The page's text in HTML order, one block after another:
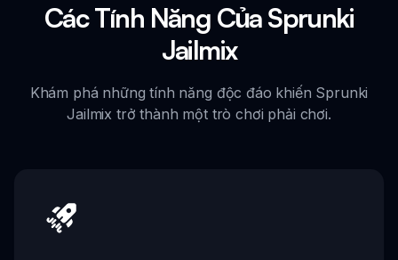
Các Tính Năng Của Sprunki
Jailmix
Khám phá những tính năng độc đáo khiến Sprunki
Jailmix trở thành một trò chơi phải chơi.